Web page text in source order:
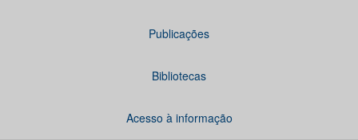
Publicações
Bibliotecas
Acesso à informação